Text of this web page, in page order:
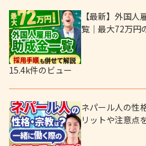
【最新】外国
覧｜最大72万円
15.4k件のビュー
ネパール人の性
リットや注意点